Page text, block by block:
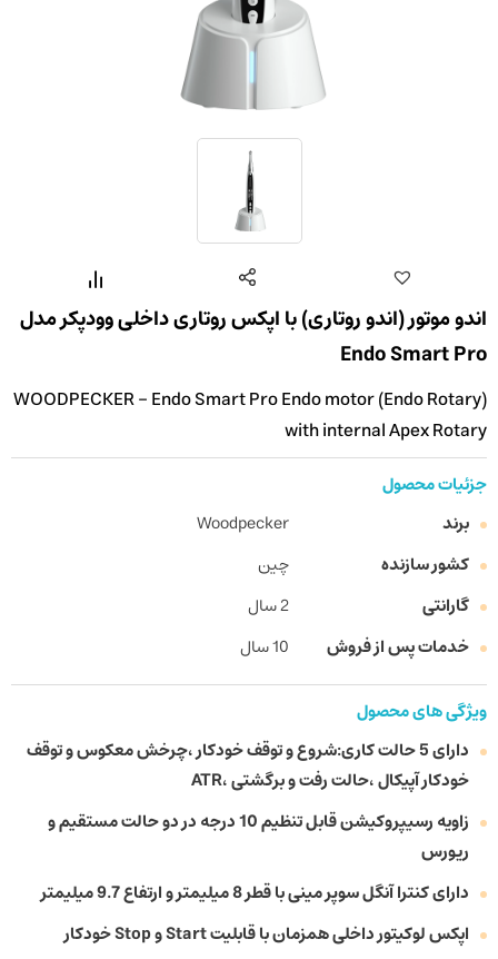
اندو موتور (اندو روتاری) با اپکس روتاری داخلی وودپکر مدل
Endo Smart Pro
WOODPECKER - Endo Smart Pro Endo motor (Endo Rotary)
with internal Apex Rotary
جزئیات محصول
برند
Woodpecker
کشور سازنده
چین
گارانتی
2 سال
خدمات پس از فروش
10 سال
ویژگی های محصول
دارای 5 حالت کاری:شروع و توقف خودکار ،چرخش معکوس و توقف
خودکار آپیکال ،حالت رفت و برگشتی ،ATR
زاویه رسیپروکیشن قابل تنظیم 10 درجه در دو حالت مستقیم و
ریورس
دارای کنترا آنگل سوپر مینی با قطر 8 میلیمتر و ارتفاع 9.7 میلیمتر
اپکس لوکیتور داخلی همزمان با قابلیت Start و Stop خودکار